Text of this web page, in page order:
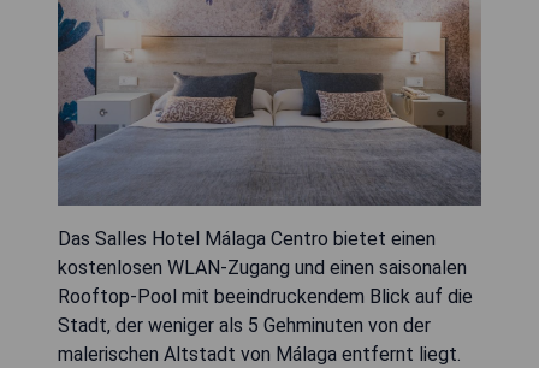
Das Salles Hotel Málaga Centro bietet einen
kostenlosen WLAN-Zugang und einen saisonalen
Rooftop-Pool mit beeindruckendem Blick auf die
Stadt, der weniger als 5 Gehminuten von der
malerischen Altstadt von Málaga entfernt liegt.